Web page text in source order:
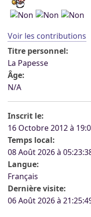
Voir les contributions
Titre personnel:
La Papesse
Âge:
N/A
Inscrit le:
16 Octobre 2012 à
Temps local:
08 Août 2026 à
Langue:
Français
Dernière visite:
06 Août 2026 à